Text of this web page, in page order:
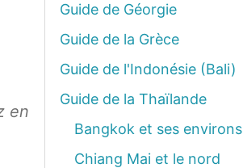
en
Guide de Géorgie
Guide de la Grèce
Guide de l'Indonésie (Bali)
Guide de la Thaïlande
Bangkok et ses environs
Chiang Mai et le nord